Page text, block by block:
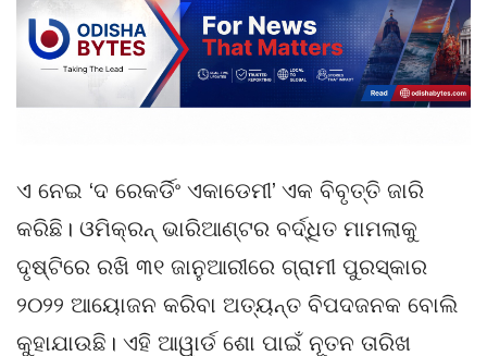
ଏ ନେଇ ‘ଦ ରେକର୍ଡିଂ ଏକାଡେମୀ’ ଏକ ବିବୃତ୍ତି ଜାରି
କରିଛି। ଓମିକ୍ରନ୍‌ ଭାରିଆଣ୍ଟର ବର୍ଦ୍ଧିତ ମାମଲାକୁ
ଦୃଷ୍ଟିରେ ରଖି ୩୧ ଜାନୁଆରୀରେ ଗ୍ରାମୀ ପୁରସ୍କାର
୨୦୨୨ ଆୟୋଜନ କରିବା ଅତ୍ୟନ୍ତ ବିପଦଜନକ ବୋଲି
କୁହାଯାଉଛି। ଏହି ଆୱାର୍ଡ ଶୋ ପାଇଁ ନୂତନ ତାରିଖ